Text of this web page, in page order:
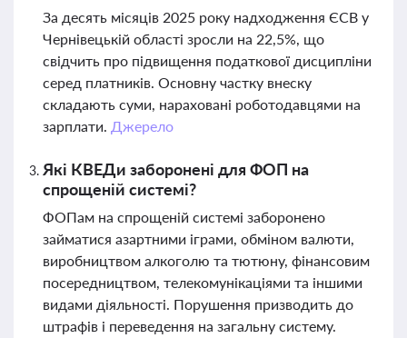
За десять місяців 2025 року надходження ЄСВ у
Чернівецькій області зросли на 22,5%, що
свідчить про підвищення податкової дисципліни
серед платників. Основну частку внеску
складають суми, нараховані роботодавцями на
зарплати. Джерело
Які КВЕДи заборонені для ФОП на
спрощеній системі?
ФОПам на спрощеній системі заборонено
займатися азартними іграми, обміном валюти,
виробництвом алкоголю та тютюну, фінансовим
посередництвом, телекомунікаціями та іншими
видами діяльності. Порушення призводить до
штрафів і переведення на загальну систему.